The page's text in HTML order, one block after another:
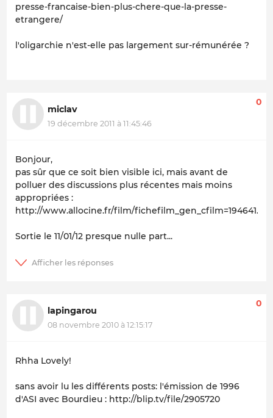
presse-francaise-bien-plus-chere-que-la-presse-
etrangere/
l'oligarchie n'est-elle pas largement sur-rémunérée ?
miclav
19 décembre 2011 à 11:45:46
0
Bonjour,
pas sûr que ce soit bien visible ici, mais avant de
polluer des discussions plus récentes mais moins
appropriées :
http://www.allocine.fr/film/
Sortie le 11/01/12 presque nulle part...
lapingarou
08 novembre 2010 à 12:15:17
0
Rhha Lovely!
sans avoir lu les différents posts: l'émission de 1996
d'ASI avec Bourdieu : http://blip.tv/file/2905720